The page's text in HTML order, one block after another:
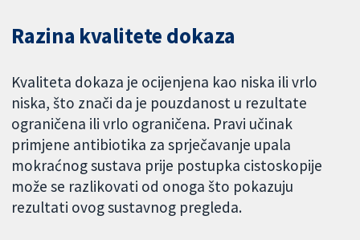
Razina kvalitete dokaza
Kvaliteta dokaza je ocijenjena kao niska ili vrlo
niska, što znači da je pouzdanost u rezultate
ograničena ili vrlo ograničena. Pravi učinak
primjene antibiotika za sprječavanje upala
mokraćnog sustava prije postupka cistoskopije
može se razlikovati od onoga što pokazuju
rezultati ovog sustavnog pregleda.